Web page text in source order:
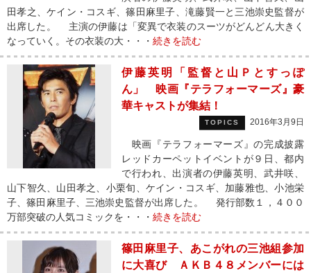
田孝之、ケイン・コスギ、篠田麻里子、滝藤賢一と三池崇史監督が
出席した。 主演の伊藤は「変異で衣装のスーツがどんどん大きく
なっていく。その衣装の大・・・ 続きを読む
伊藤英明「監督と山Ｐとすっぽ
ん」 映画『テラフォーマーズ』豪
華キャストが集結！
TOPICS 2016年3月9日
映画『テラフォーマーズ』の完成披露
レッドカーペットイベントが９日、都内
で行われ、出演者の伊藤英明、武井咲、
山下智久、山田孝之、小栗旬、ケイン・コスギ、加藤雅也、小池栄
子、篠田麻里子、三池崇史監督が出席した。 発行部数１，４００
万部突破の人気コミックを・・・ 続きを読む
篠田麻里子、あこがれの三池組参加
に大喜び ＡＫＢ４８メンバーには